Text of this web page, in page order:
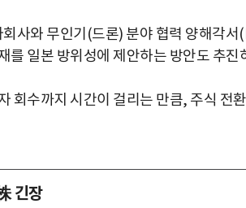
사와 무인기(드론) 분야 협력 양해각
를 일본 방위성에 제안하는 방안도 추진
회수까지 시간이 걸리는 만큼, 주식 전
긴장